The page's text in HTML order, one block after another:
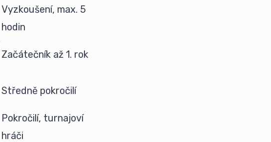
Vyzkoušení, max. 5
hodin
Začátečník až 1. rok
Středně pokročilí
Pokročilí, turnajoví
hráči